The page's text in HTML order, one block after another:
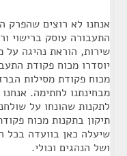
אנחנו לא רוצים שהפרק
התעבורה עוסק ברישוי
שירות, הוראת נהיגה על
יוסדרו מכוח פקודת
מכוח פקודת מסילות
מבחינתנו לחתימה.
לתקנות שהונחו על
תיקון בתקנות מכוח
שיעלה כאן בוועדה בכל
ושל הנהגים וכולי.